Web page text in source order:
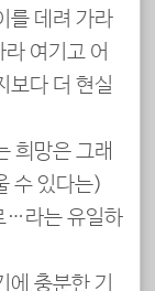
를 데려 가라
여기고 어
보다 더 현실
희망은 그래
수 있다는)
…라는 유일하
충분한 기